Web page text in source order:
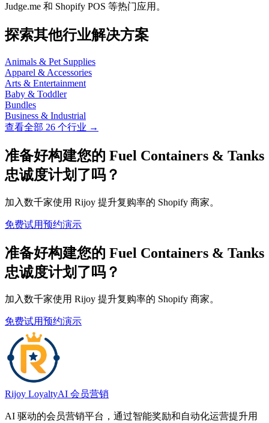
Judge.me 和 Shopify POS 等热门应用。
探索其他行业解决方案
Animals & Pet Supplies
Apparel & Accessories
Arts & Entertainment
Baby & Toddler
Bundles
Business & Industrial
查看全部 26 个行业 →
准备好构建您的 Fuel Containers & Tanks
忠诚度计划了吗？
加入数千家使用 Rijoy 提升复购率的 Shopify 商家。
免费试用预约演示
准备好构建您的 Fuel Containers & Tanks
忠诚度计划了吗？
加入数千家使用 Rijoy 提升复购率的 Shopify 商家。
免费试用预约演示
Rijoy LoyaltyAI 会员营销
AI 驱动的会员营销平台，通过智能奖励和自动化运营提升用